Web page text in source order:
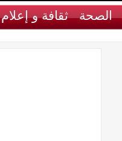
الصحة ثقافة و إعلام